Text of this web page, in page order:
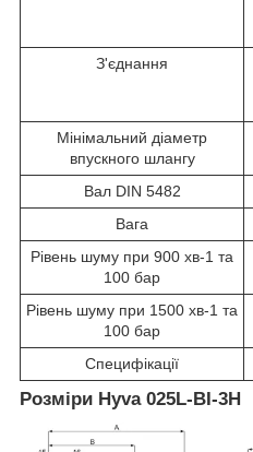
З'єднання
Мінімальний діаметр
впускного шлангу
Вал DIN 5482
Вага
Рівень шуму при 900 хв-1 та
100 бар
Рівень шуму при 1500 хв-1 та
100 бар
Специфікації
Розміри Hyva 025L-BI-3H